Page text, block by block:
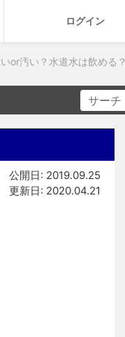
ログイン
or汚い？水道水は飲める？
公開日: 2019.09.25
更新日: 2020.04.21